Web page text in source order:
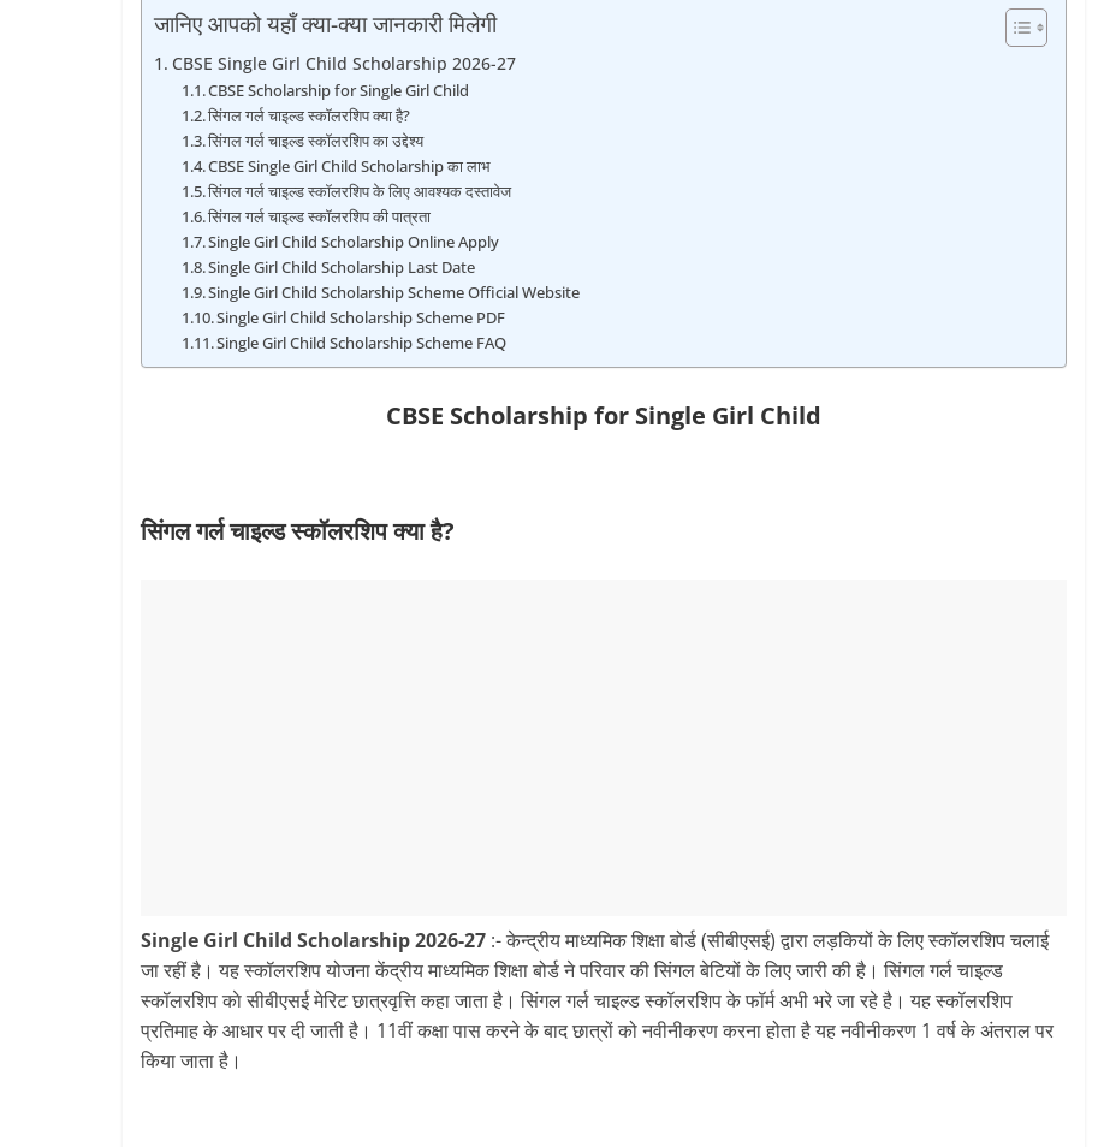
जानिए आपको यहाँ क्या-क्या जानकारी मिलेगी
CBSE Single Girl Child Scholarship 2026-27
CBSE Scholarship for Single Girl Child
सिंगल गर्ल चाइल्‍ड स्‍कॉलरशिप क्‍या है?
सिंगल गर्ल चाइल्‍ड स्‍कॉलरशिप का उद्देश्‍य
CBSE Single Girl Child Scholarship का लाभ
सिंगल गर्ल चाइल्‍ड स्‍कॉलरशिप के लिए आवश्‍यक दस्‍तावेज
सिंगल गर्ल चाइल्‍ड स्‍कॉलरशिप की पात्रता
Single Girl Child Scholarship Online Apply
Single Girl Child Scholarship Last Date
Single Girl Child Scholarship Scheme Official Website
Single Girl Child Scholarship Scheme PDF
Single Girl Child Scholarship Scheme FAQ
CBSE Scholarship for Single Girl Child
सिंगल गर्ल चाइल्‍ड स्‍कॉलरशिप क्‍या है?
Single Girl Child Scholarship 2026-27 :- केन्‍द्रीय माध्‍यमिक शिक्षा बोर्ड (सीबीएसई) द्वारा लड़कियों के लिए स्‍कॉलरशिप चलाई
जा रहीं है। यह स्कॉलरशिप योजना केंद्रीय माध्यमिक शिक्षा बोर्ड ने परिवार की सिंगल बेटियों के लिए जारी की है। सिंगल गर्ल चाइल्‍ड
स्‍कॉलरशिप काे सीबीएसई मेरिट छात्रवृत्ति कहा जाता है। सिंगल गर्ल चाइल्‍ड स्‍कॉलरशिप के फॉर्म अभी भरे जा रहे है। यह स्‍कॉलरशिप
प्रतिमाह के आधार पर दी जाती है। 11वीं कक्षा पास करने के बाद छात्रों को नवीनीकरण करना होता है यह नवीनीकरण 1 वर्ष के अंतराल पर
किया जाता है।